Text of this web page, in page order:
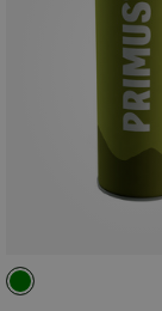
ONE SIZE